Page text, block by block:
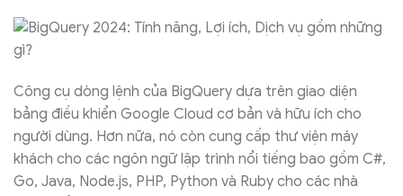
Công cụ dòng lệnh của BigQuery dựa trên giao diện
bảng điều khiển Google Cloud cơ bản và hữu ích cho
người dùng. Hơn nữa, nó còn cung cấp thư viện máy
khách cho các ngôn ngữ lập trình nổi tiếng bao gồm C#,
Go, Java, Node.js, PHP, Python và Ruby cho các nhà